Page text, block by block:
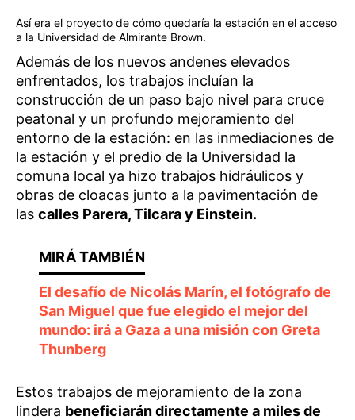
Así era el proyecto de cómo quedaría la estación en el acceso
a la Universidad de Almirante Brown.
Además de los nuevos andenes elevados
enfrentados, los trabajos incluían la
construcción de un paso bajo nivel para cruce
peatonal y un profundo mejoramiento del
entorno de la estación: en las inmediaciones de
la estación y el predio de la Universidad la
comuna local ya hizo trabajos hidráulicos y
obras de cloacas junto a la pavimentación de
las calles Parera, Tilcara y Einstein.
El desafío de Nicolás Marín, el fotógrafo de
San Miguel que fue elegido el mejor del
mundo: irá a Gaza a una misión con Greta
Thunberg
Estos trabajos de mejoramiento de la zona
lindera beneficiarán directamente a miles de